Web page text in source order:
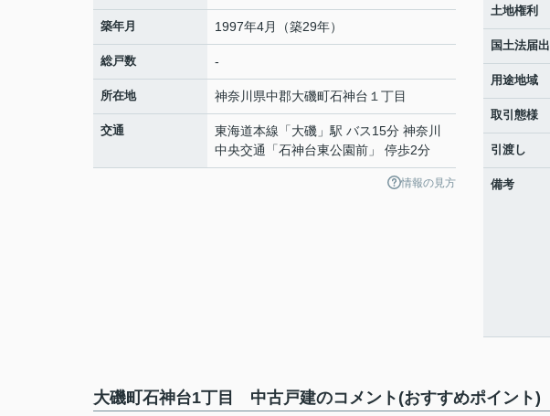
築年月 1997年4月（築29年）
総戸数 -
所在地 神奈川県中郡大磯町石神台 １丁目
交通 東海道本線 「大磯 」駅 バス15分 神奈川
中央交通「石神台東公園前」 停歩2分
情報の見方
土地権利
国土法届出
用途地域
取引態様
引渡し
備考
大磯町石神台1丁目 中古戸建のコメント(おすすめポイント)